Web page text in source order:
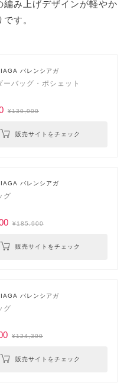
編み上げデザインが軽やか
す。
バレンシアガ
ーバッグ・ポシェット
¥130,900
販売サイトをチェック
バレンシアガ
グ
¥185,900
販売サイトをチェック
バレンシアガ
グ
¥124,300
販売サイトをチェック